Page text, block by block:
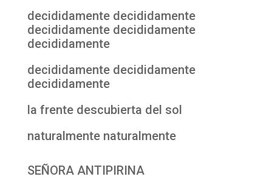
decididamente decididamente
decididamente decididamente
decididamente
decididamente decididamente
decididamente
la frente descubierta del sol
naturalmente naturalmente
SEÑORA ANTIPIRINA